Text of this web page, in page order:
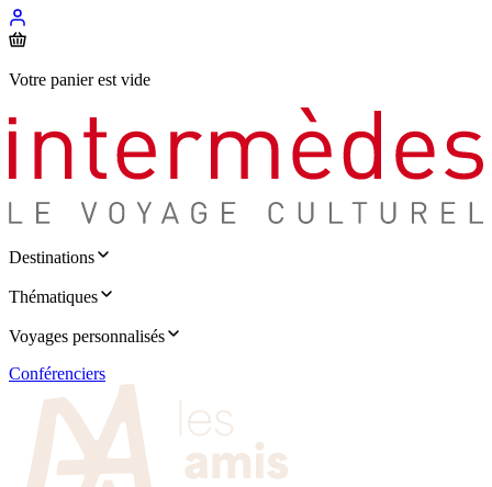
Votre panier est vide
Destinations
Thématiques
Voyages personnalisés
Conférenciers